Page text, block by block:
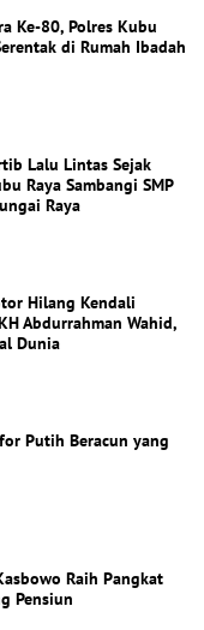
Ke-80, Polres Kubu
di Rumah Ibadah
Lalu Lintas Sejak
Raya Sambangi SMP
Raya
Hilang Kendali
Abdurrahman Wahid,
Dunia
Putih Beracun yang
Raih Pangkat
Pensiun